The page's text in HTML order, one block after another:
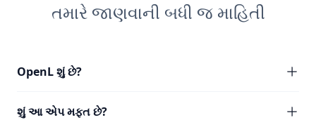
તમારે જાણવાની બધી જ માહિતી
OpenL શું છે?
શું આ એપ મફત છે?